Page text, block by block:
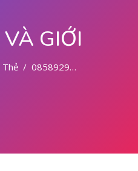
GIỚI
Thẻ 085892942094 CYTOTEC OBAT ABORSI ENREKANG